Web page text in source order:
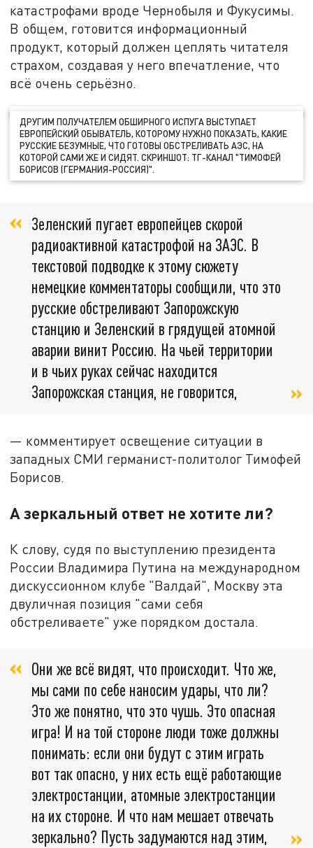
катастрофами вроде Чернобыля и Фукусимы.
В общем, готовится информационный
продукт, который должен цеплять читателя
страхом, создавая у него впечатление, что
всё очень серьёзно.
ДРУГИМ ПОЛУЧАТЕЛЕМ ОБШИРНОГО ИСПУГА ВЫСТУПАЕТ
ЕВРОПЕЙСКИЙ ОБЫВАТЕЛЬ, КОТОРОМУ НУЖНО ПОКАЗАТЬ, КАКИЕ
РУССКИЕ БЕЗУМНЫЕ, ЧТО ГОТОВЫ ОБСТРЕЛИВАТЬ АЭС, НА
КОТОРОЙ САМИ ЖЕ И СИДЯТ. СКРИНШОТ: ТГ-КАНАЛ "ТИМОФЕЙ
БОРИСОВ (ГЕРМАНИЯ-РОССИЯ)".
Зеленский пугает европейцев скорой
радиоактивной катастрофой на ЗАЭС. В
текстовой подводке к этому сюжету
немецкие комментаторы сообщили, что это
русские обстреливают Запорожскую
станцию и Зеленский в грядущей атомной
аварии винит Россию. На чьей территории
и в чьих руках сейчас находится
Запорожская станция, не говорится,
— комментирует освещение ситуации в
западных СМИ германист-политолог Тимофей
Борисов.
А зеркальный ответ не хотите ли?
К слову, судя по выступлению президента
России Владимира Путина на международном
дискуссионном клубе "Валдай", Москву эта
двуличная позиция "сами себя
обстреливаете" уже порядком достала.
Они же всё видят, что происходит. Что же,
мы сами по себе наносим удары, что ли?
Это же понятно, что это чушь. Это опасная
игра! И на той стороне люди тоже должны
понимать: если они будут с этим играть
вот так опасно, у них есть ещё работающие
электростанции, атомные электростанции
на их стороне. И что нам мешает отвечать
зеркально? Пусть задумаются над этим,